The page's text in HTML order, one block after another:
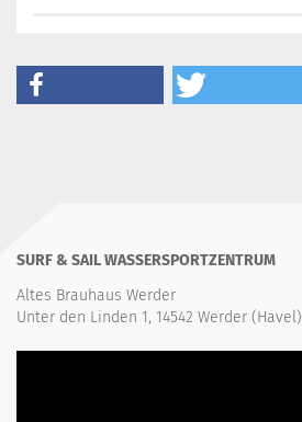
SURF & SAIL WASSERSPORTZENTRUM
Altes Brauhaus Werder
Unter den Linden 1, 14542 Werder (Havel)